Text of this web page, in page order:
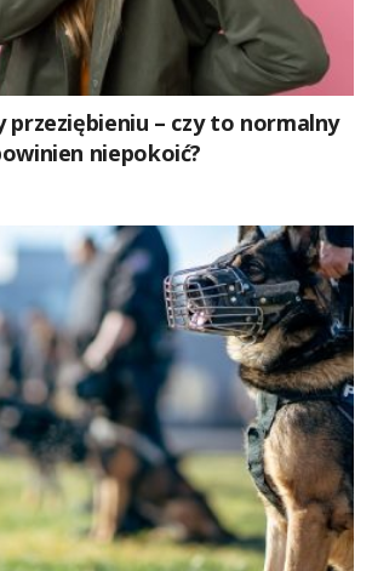
przeziębieniu – czy to normalny
niepokoić?